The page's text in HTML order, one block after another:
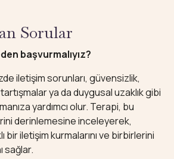
Sorular
başvurmalıyız?
iletişim sorunları, güvensizlik,
ya da duygusal uzaklık gibi
yardımcı olur. Terapi, bu
derinlemesine inceleyerek,
bir iletişim kurmalarını ve birbirlerini
sağlar.